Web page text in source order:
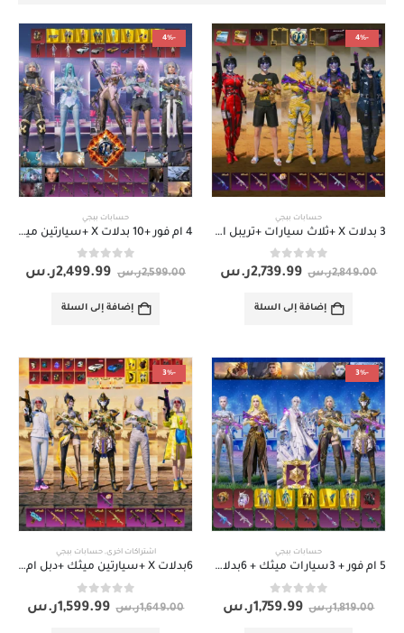
-4%
حسابات ببجي
3 بدلات X +ثلاث سيارات +تريبل ام فور
2,849.00ر.س 2,739.99ر.س
إضافة إلى السلة
-4%
حسابات ببجي
4 ام فور +10 بدلات X +سيارتين ميثك
2,599.00ر.س 2,499.99ر.س
إضافة إلى السلة
-3%
حسابات ببجي
5 ام فور + 3سيارات ميثك + 6بدلات X
1,819.00ر.س 1,759.99ر.س
-3%
اشتراكات اخرى,حسابات ببجي
6بدلات X +سيارتين ميثك +دبل ام فور
1,649.00ر.س 1,599.99ر.س